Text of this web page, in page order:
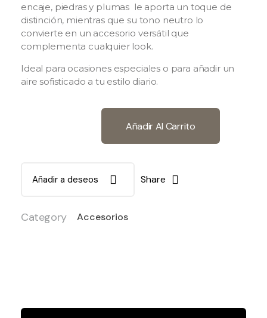
encaje, piedras y plumas le aporta un toque de
distinción, mientras que su tono neutro lo
convierte en un accesorio versátil que
complementa cualquier look.
Ideal para ocasiones especiales o para añadir un
aire sofisticado a tu estilo diario.
Añadir Al Carrito
Añadir a deseos Share
Category Accesorios